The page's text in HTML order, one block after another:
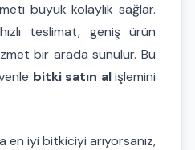
büyük kolaylık sağlar.
teslimat, geniş ürün
bir arada sunulur. Bu
bitki satın alişlemini
en iyi bitkiciyi arıyorsanız,